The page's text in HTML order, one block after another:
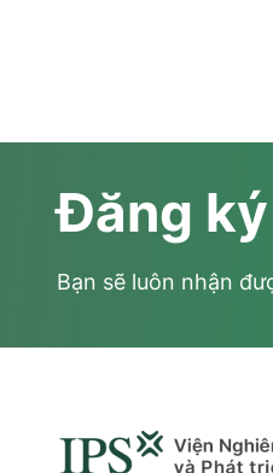
Đăng
Bạn sẽ luôn nhận